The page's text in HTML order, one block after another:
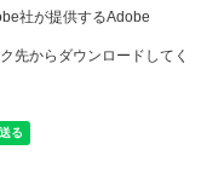
社が提供するAdobe
先からダウンロードしてく